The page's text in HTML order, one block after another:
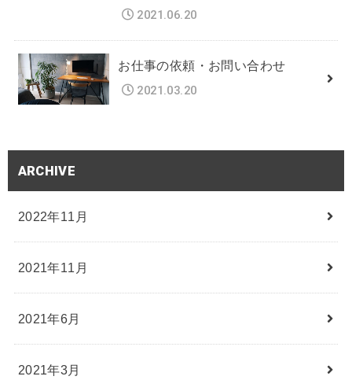
2021.06.20
お仕事の依頼・お問い合わせ
2021.03.20
ARCHIVE
2022年11月
2021年11月
2021年6月
2021年3月